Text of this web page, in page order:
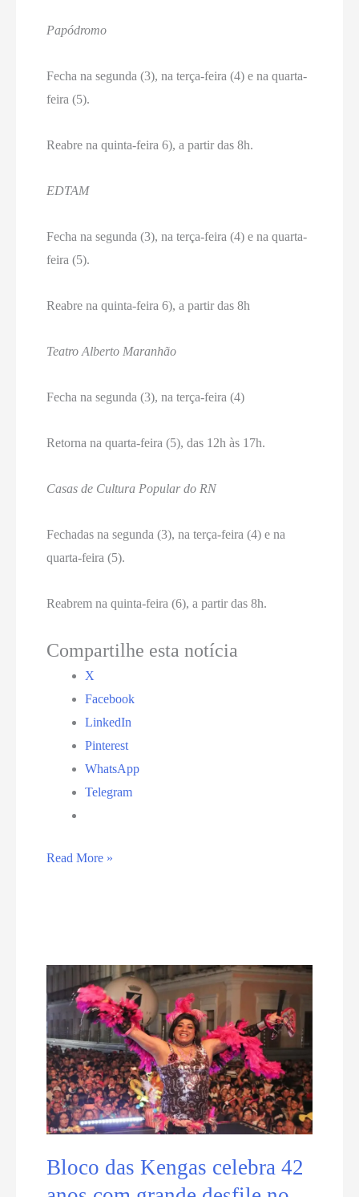
Papódromo
Fecha na segunda (3), na terça-feira (4) e na quarta-
feira (5).
Reabre na quinta-feira 6), a partir das 8h.
EDTAM
Fecha na segunda (3), na terça-feira (4) e na quarta-
feira (5).
Reabre na quinta-feira 6), a partir das 8h
Teatro Alberto Maranhão
Fecha na segunda (3), na terça-feira (4)
Retorna na quarta-feira (5), das 12h às 17h.
Casas de Cultura Popular do RN
Fechadas na segunda (3), na terça-feira (4) e na
quarta-feira (5).
Reabrem na quinta-feira (6), a partir das 8h.
Compartilhe esta notícia
X
Facebook
LinkedIn
Pinterest
WhatsApp
Telegram
Período
de
Órgãos
do
Executivo
Estadual
Read More »
Bloco das Kengas celebra 42